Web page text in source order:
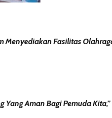
Menyediakan Fasilitas
Aman Bagi Pemuda Kita,”